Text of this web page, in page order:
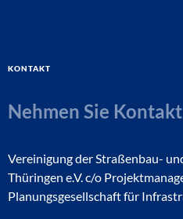
Kontakt
Nehmen Sie
Vereinigung der Straßenbau-
Thüringen e.V. c/o
Planungsgesellschaft für